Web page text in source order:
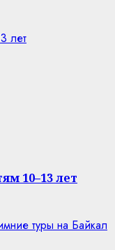
лет
10–13 лет
туры на Байкал